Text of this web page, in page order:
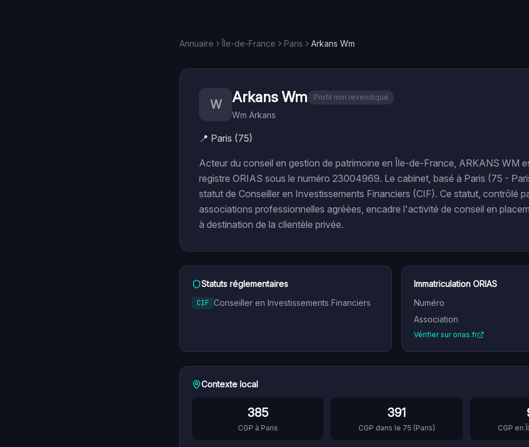
Annuaire Île-de-France Paris Arkans Wm
W Arkans Wm Profil non revendiqué
Wm Arkans
📍 Paris (75)
Acteur du conseil en gestion de patrimoine en Île-de-France, ARKANS WM
registre ORIAS sous le numéro 23004969. Le cabinet, basé à Paris (75 -
statut de Conseiller en Investissements Financiers (CIF). Ce statut, contrôlé
associations professionnelles agréées, encadre l'activité de conseil en
à destination de la clientèle privée.
Statuts réglementaires
CIF Conseiller en Investissements Financiers
Immatriculation ORIAS
Numéro
Association
Vérifier sur orias.fr
Contexte local
385
CGP à Paris
391
CGP dans le 75 (Paris) CGP en